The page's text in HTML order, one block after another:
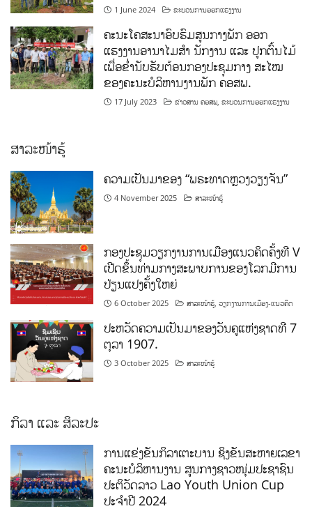
1 June 2024 ຂະບວນການອອກແຮງງານ
ຄະນະໂຄສະນາອົບຮົມສູນກາງພັກ ອອກ
ແຮງງານອານາໄມສໍາ ນັກງານ ແລະ ປູກຕົ້ນໄມ້
ເພື່ອຂໍ່ານັບຮັບຕ້ອນກອງປະຊຸມກາງ ສະໄໝ
ຂອງຄະນະບໍລິຫານງານພັກ ຄອສພ.
17 July 2023 ຂ່າວສານ ຄອສພ,ຂະບວນການອອກແຮງງານ
ສາລະໜ້າຮູ້
ຄວາມເປັນມາຂອງ “ພຣະທາດຫຼວງວຽງຈັນ”
4 November 2025 ສາລະໜ້າຮູ້
ກອງປະຊຸມວຽກງານການເມືອງແນວຄິດຄັ້ງທີ V
ເປີດຂຶ້ນທ່າມກາງສະພາບການຂອງໂລກມີການ
ປ່ຽນແປງຄັ້ງໃຫຍ່
6 October 2025 ສາລະໜ້າຮູ້ ,ວຽກງານການເມືອງ-ແນວຄິດ
ປະຫວັດຄວາມເປັນມາຂອງວັນຄູແຫ່ງຊາດທີ 7
ຕຸລາ 1907.
3 October 2025 ສາລະໜ້າຮູ້
ກິລາ ແລະ ສິລະປະ
ການແຂ່ງຂັນກິລາເຕະບານ ຊິງຂັນສະຫາຍເລຂາ
ຄະນະບໍລິຫານງານ ສູນກາງຊາວໜຸ່ມປະຊາຊົນ
ປະຕິວັດລາວ Lao Youth Union Cup
ປະຈຳປີ 2024